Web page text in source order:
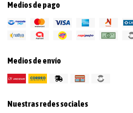
Medios de pago
Medios de envío
Nuestras redes sociales